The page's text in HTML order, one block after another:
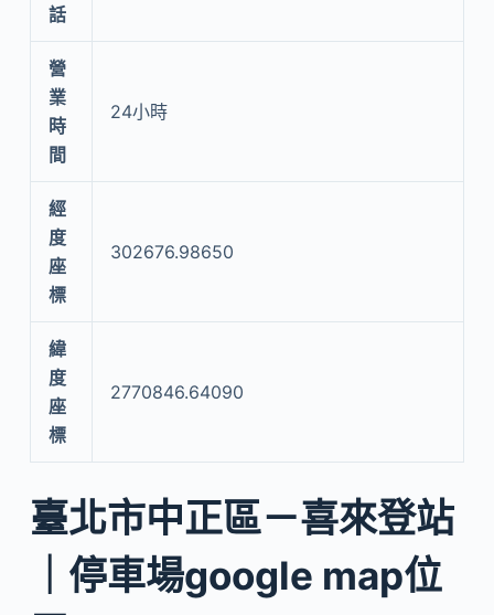
話
營
業
時
間
24小時
經
度
座
標
302676.98650
緯
度
座
標
2770846.64090
臺北市中正區－喜來登站
｜停車場google map位